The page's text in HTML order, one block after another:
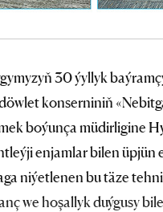
30 ýyllyk
konserniniň
boýunça müdirligine
enjamlar bilen üpjün
niýetlenen bu täze
we hoşallyk duýgusy